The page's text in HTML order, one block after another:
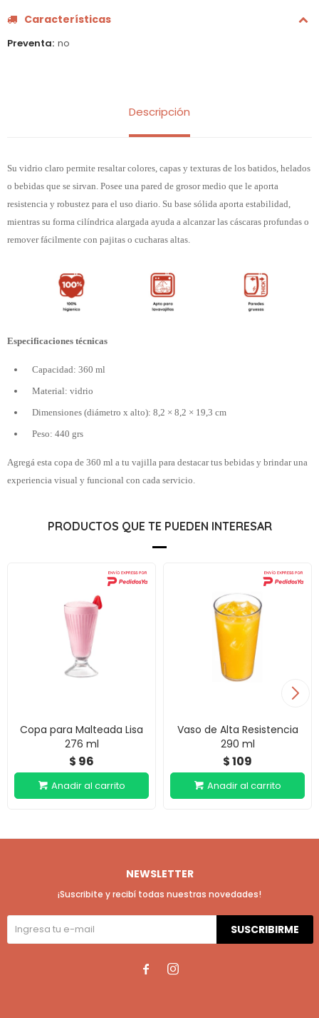
Características
Preventa no
Descripción
Su vidrio claro permite resaltar colores, capas y texturas de los batidos, helados
o bebidas que se sirvan. Posee una pared de grosor medio que le aporta
resistencia y robustez para el uso diario. Su base sólida aporta estabilidad,
mientras su forma cilíndrica alargada ayuda a alcanzar las cáscaras profundas o
remover fácilmente con pajitas o cucharas altas.
Especificaciones técnicas
Capacidad: 360 ml
Material: vidrio
Dimensiones (diámetro x alto): 8,2 × 8,2 × 19,3 cm
Peso: 440 grs
Agregá esta copa de 360 ml a tu vajilla para destacar tus bebidas y brindar una
experiencia visual y funcional con cada servicio.
PRODUCTOS QUE TE PUEDEN INTERESAR
Copa para Malteada Lisa
276 ml
$ 96
Vaso de Alta Resistencia
290 ml
$109
NEWSLETTER
¡Suscribite y recibí todas nuestras novedades!
SUSCRIBIRME
 